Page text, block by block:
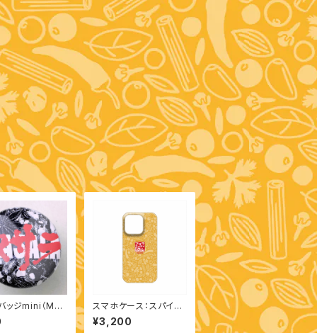
ッジmini（MAS
スマホケース：スパイス
柄（iPhone 14 Pro）
¥3,200